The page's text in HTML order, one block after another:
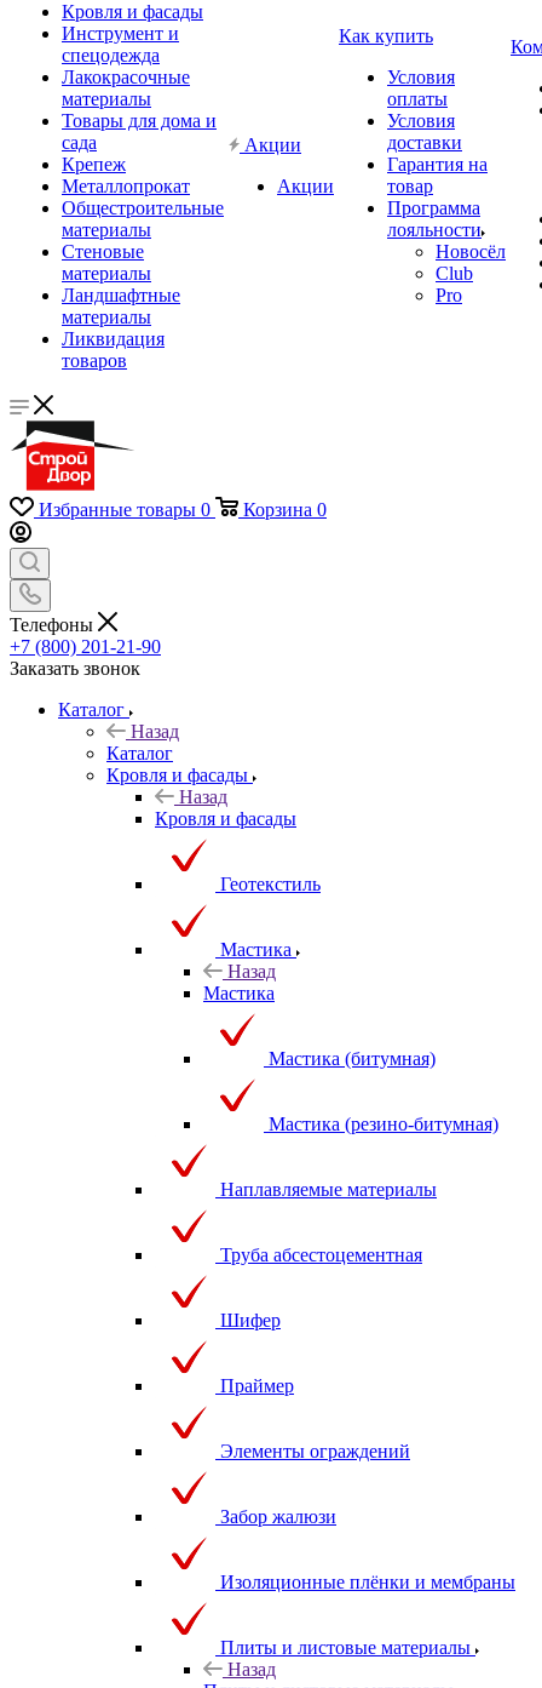
Кровля и фасады
Инструмент и
спецодежда
Лакокрасочные
материалы
Товары для дома и
сада
Крепеж
Металлопрокат
Общестроительные
материалы
Стеновые
материалы
Ландшафтные
материалы
Ликвидация
товаров
Акции
Акции
Как купить
Условия
оплаты
Условия
доставки
Гарантия на
товар
Программа
лояльности
Новосёл
Club
Pro
Избранные товары 0 Корзина 0
Телефоны
+7 (800) 201-21-90
Заказать звонок
Каталог
Назад
Каталог
Кровля и фасады
Назад
Кровля и фасады
Геотекстиль
Мастика
Назад
Мастика
Мастика (битумная)
Мастика (резино-битумная)
Наплавляемые материалы
Труба абсестоцементная
Шифер
Праймер
Элементы ограждений
Забор жалюзи
Изоляционные плёнки и мембраны
Плиты и листовые материалы
Назад